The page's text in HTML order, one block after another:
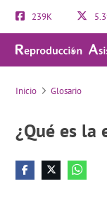
239K
¿Qué es
Inicio Glosario
¿Qué es la